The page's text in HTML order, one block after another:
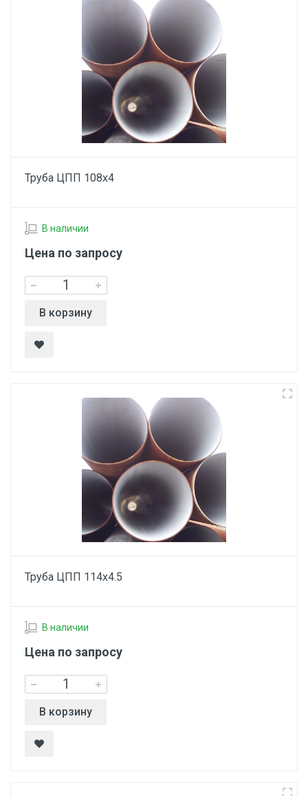
Труба ЦПП 108х4
В наличии
Цена по запросу
В корзину
Труба ЦПП 114х4.5
В наличии
Цена по запросу
В корзину